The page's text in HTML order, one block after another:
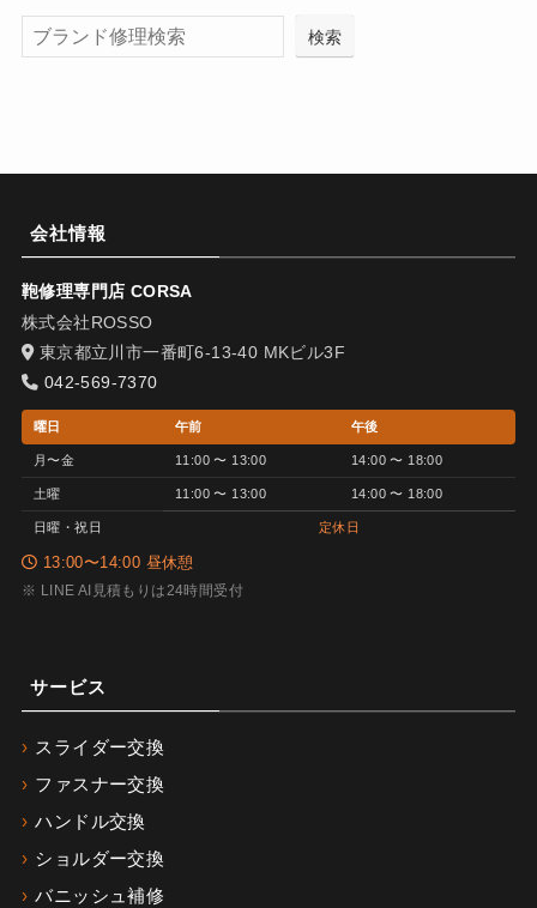
検索
会社情報
鞄修理専門店 CORSA
株式会社ROSSO
東京都立川市一番町6-13-40 MKビル3F
042-569-7370
曜日 午前 午後
月〜金 11:00 〜 13:00 14:00 〜 18:00
土曜 11:00 〜 13:00 14:00 〜 18:00
日曜・祝日 定休日
13:00〜14:00 昼休憩
※ LINE AI見積もりは24時間受付
サービス
スライダー交換
ファスナー交換
ハンドル交換
ショルダー交換
バニッシュ補修